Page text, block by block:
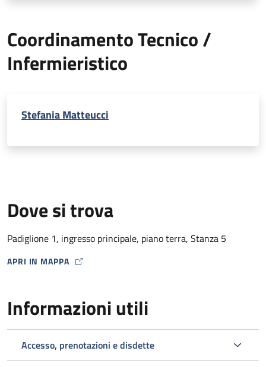
Coordinamento Tecnico /
Infermieristico
Stefania Matteucci
Dove si trova
Padiglione 1, ingresso principale, piano terra, Stanza 5
APRI IN MAPPA
MAP ICON
Informazioni utili
Accesso, prenotazioni e disdette